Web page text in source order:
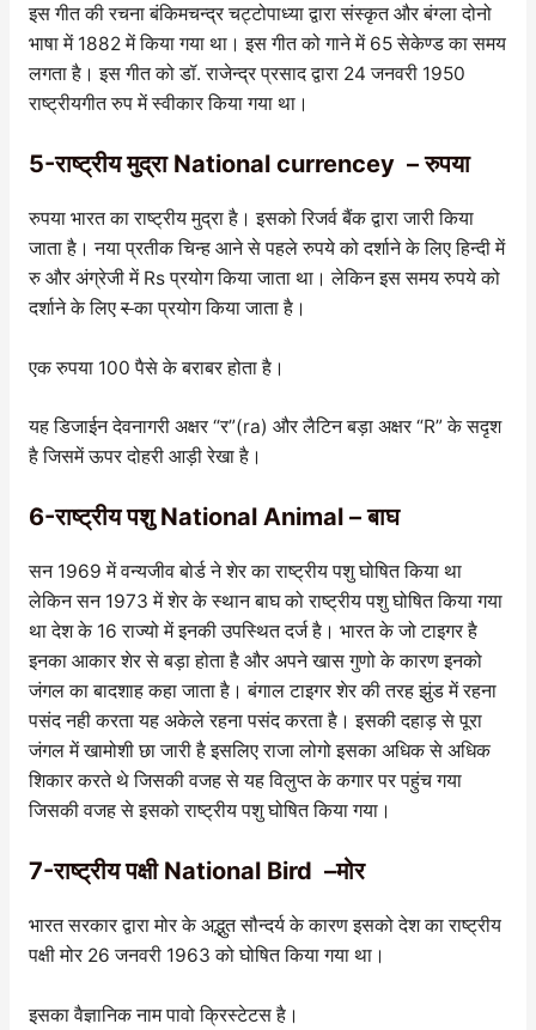
इस गीत की रचना बंकिमचन्द्र चट्टोपाध्या द्वारा संस्कृत और बंग्ला दोनो
भाषा में 1882 में किया गया था। इस गीत को गाने में 65 सेकेण्ड का समय
लगता है। इस गीत को डॉ. राजेन्द्र प्रसाद द्वारा 24 जनवरी 1950
राष्ट्रीयगीत रुप में स्वीकार किया गया था।
5-राष्ट्रीय मुद्रा National currencey – रुपया
रुपया भारत का राष्ट्रीय मुद्रा है। इसको रिजर्व बैंक द्वारा जारी किया
जाता है। नया प्रतीक चिन्ह आने से पहले रुपये को दर्शाने के लिए हिन्दी में
रु और अंग्रेजी में Rs प्रयोग किया जाता था। लेकिन इस समय रुपये को
दर्शाने के लिएरका प्रयोग किया जाता है।
एक रुपया 100 पैसे के बराबर होता है।
यह डिजाईन देवनागरी अक्षर “र”(ra) और लैटिन बड़ा अक्षर “R” के सदृश
है जिसमें ऊपर दोहरी आड़ी रेखा है।
6-राष्ट्रीय पशु National Animal – बाघ
सन 1969 में वन्यजीव बोर्ड ने शेर का राष्ट्रीय पशु घोषित किया था
लेकिन सन 1973 में शेर के स्थान बाघ को राष्ट्रीय पशु घोषित किया गया
था देश के 16 राज्यो में इनकी उपस्थित दर्ज है। भारत के जो टाइगर है
इनका आकार शेर से बड़ा होता है और अपने खास गुणो के कारण इनको
जंगल का बादशाह कहा जाता है। बंगाल टाइगर शेर की तरह झुंड में रहना
पसंद नही करता यह अकेले रहना पसंद करता है। इसकी दहाड़ से पूरा
जंगल में खामोशी छा जारी है इसलिए राजा लोगो इसका अधिक से अधिक
शिकार करते थे जिसकी वजह से यह विलुप्त के कगार पर पहुंच गया
जिसकी वजह से इसको राष्ट्रीय पशु घोषित किया गया।
7-राष्ट्रीय पक्षी National Bird –मोर
भारत सरकार द्वारा मोर के अद्भुत सौन्दर्य के कारण इसको देश का राष्ट्रीय
पक्षी मोर 26 जनवरी 1963 को घोषित किया गया था।
इसका वैज्ञानिक नाम पावो क्रिस्टेटस है।